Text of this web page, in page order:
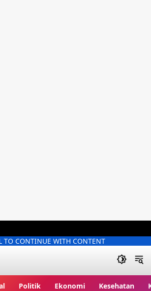
TO CONTINUE WITH CONTENT
Politik Ekonomi Kesehatan